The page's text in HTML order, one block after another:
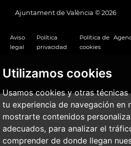
Utilizamos cookies
Usamos cookies y otras
tu experiencia de navegación en
mostrarte contenidos
adecuados, para analizar el
comprender de donde llegan
Ajuntament de València © 2026
Aviso
legal
Política
privacidad
Política de
cookies